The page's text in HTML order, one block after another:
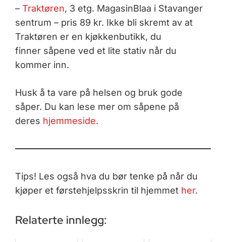
– Traktøren, 3 etg. MagasinBlaa i Stavanger
sentrum – pris 89 kr. Ikke bli skremt av at
Traktøren er en kjøkkenbutikk, du
finner såpene ved et lite stativ når du
kommer inn.
Husk å ta vare på helsen og bruk gode
såper. Du kan lese mer om såpene på
deres hjemmeside.
Tips! Les også hva du bør tenke på når du
kjøper et førstehjelpsskrin til hjemmet her.
Relaterte innlegg: